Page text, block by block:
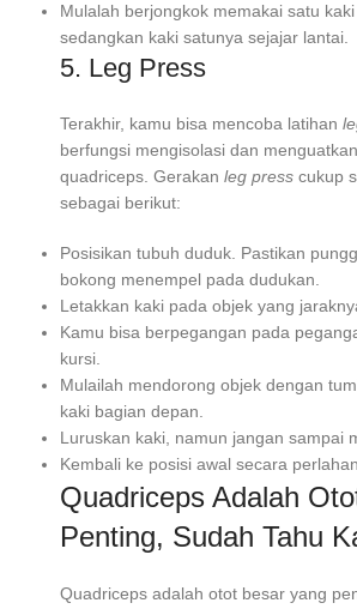
Mulalah berjongkok memakai satu
sedangkan kaki satunya sejajar lantai.
5. Leg Press
Terakhir, kamu bisa mencoba latihan
berfungsi mengisolasi dan
quadriceps. Gerakan leg press cukup
sebagai berikut:
Posisikan tubuh duduk. Pastikan
bokong menempel pada dudukan.
Letakkan kaki pada objek yang
Kamu bisa berpegangan pada
kursi.
Mulailah mendorong objek dengan
kaki bagian depan.
Luruskan kaki, namun jangan sampai
Kembali ke posisi awal secara
Quadriceps Adalah
Penting, Sudah Tahu
Quadriceps adalah otot besar yang